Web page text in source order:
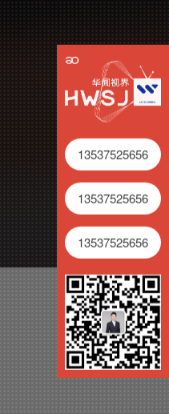
13537525656
13537525656
13537525656